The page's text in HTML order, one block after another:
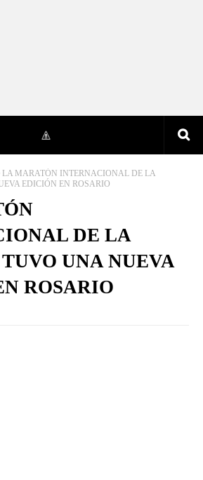
LA MARATÓN INTERNACIONAL DE LA
EDICIÓN EN ROSARIO
DE LA
UNA NUEVA
ROSARIO